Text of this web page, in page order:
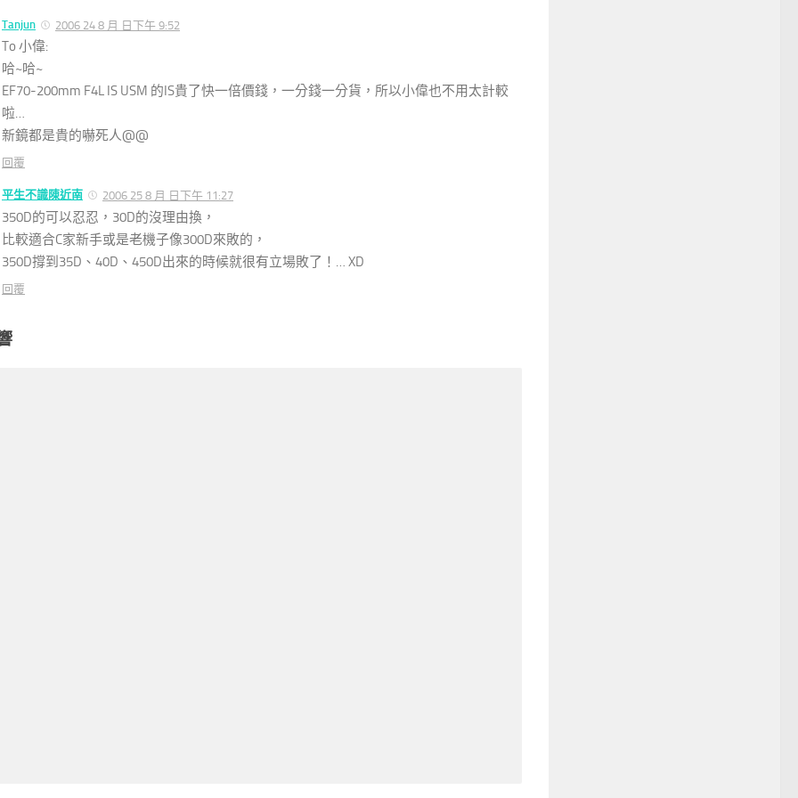
Tanjun 2006 24 8 月 日下午 9:52
To 小偉:
哈~哈~
EF70-200mm F4L IS USM 的 IS貴了快一倍價錢，一分錢一分貨，所以小偉也不用太計較
啦…
新鏡都是貴的嚇死人@@
回覆
平生不識陳近南 2006 25 8 月 日下午 11:27
350D的可以忍忍，30D的沒理由換，
比較適合C家新手或是老機子像300D來敗的，
350D撐到35D、40D、450D出來的時候就很有立場敗了！… XD
回覆